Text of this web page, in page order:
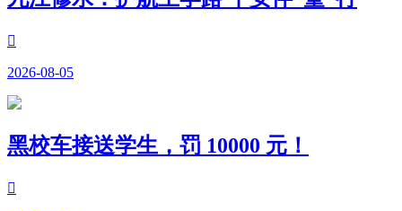

2026-08-05
黑校车接送学生，罚 10000 元！
